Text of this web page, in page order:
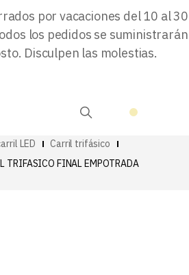
por vacaciones del 10 al 30
los pedidos se suministrarán
Disculpen las molestias.
LED
Carril trifásico
TRIFASICO FINAL EMPOTRADA